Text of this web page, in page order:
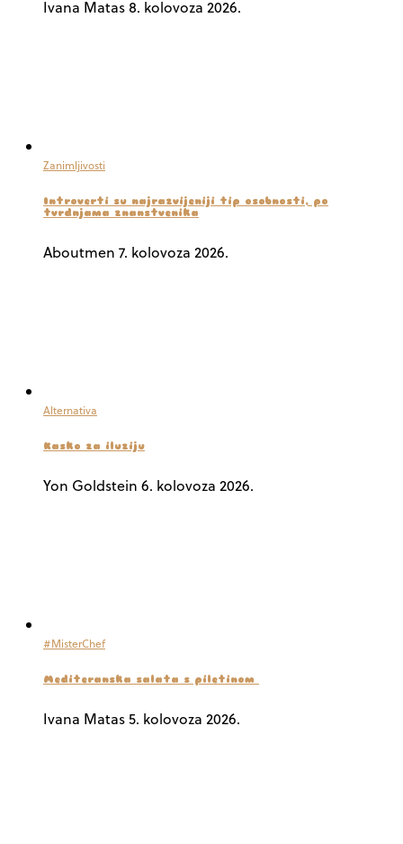
Ivana Matas 8. kolovoza 2026.
Zanimljivosti
Introverti su najrazvijeniji tip osobnosti, po
tvrdnjama znanstvenika
Aboutmen 7. kolovoza 2026.
Alternativa
Kasko za iluziju
Yon Goldstein 6. kolovoza 2026.
#MisterChef
Mediteranska salata s piletinom
Ivana Matas5. kolovoza 2026.